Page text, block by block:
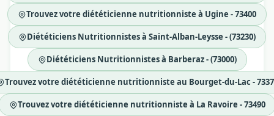
Trouvez votre diététicienne nutritionniste à Ugine - 73400
Diététiciens Nutritionnistes à Saint-Alban-Leysse - (73230)
Diététiciens Nutritionnistes à Barberaz - (73000)
Trouvez votre diététicienne nutritionniste au Bourget-du-Lac -
Trouvez votre diététicienne nutritionniste à La Ravoire - 73490